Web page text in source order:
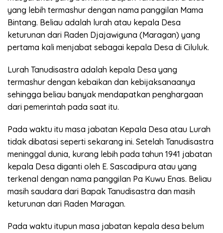
yang lebih termashur dengan nama panggilan Mama
Bintang. Beliau adalah lurah atau kepala Desa
keturunan dari Raden Djajawiguna (Maragan) yang
pertama kali menjabat sebagai kepala Desa di Ciluluk.
Lurah Tanudisastra adalah kepala Desa yang
termashur dengan kebaikan dan kebijaksanaanya
sehingga beliau banyak mendapatkan penghargaan
dari pemerintah pada saat itu.
Pada waktu itu masa jabatan Kepala Desa atau Lurah
tidak dibatasi seperti sekarang ini. Setelah Tanudisastra
meninggal dunia, kurang lebih pada tahun 1941 jabatan
kepala Desa diganti oleh E. Sascadipura atau yang
terkenal dengan nama panggilan Pa Kuwu Enas. Beliau
masih saudara dari Bapak Tanudisastra dan masih
keturunan dari Raden Maragan.
Pada waktu itupun masa jabatan kepala desa belum